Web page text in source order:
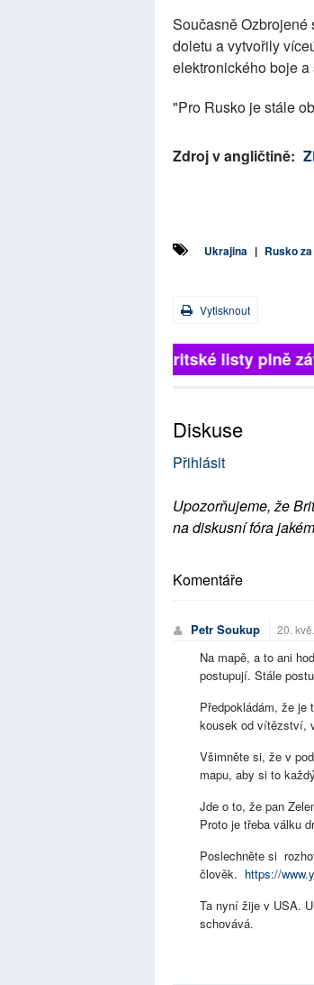
Současně Ozbrojené
doletu a vytvořily
elektronického boje
"Pro Rusko je stále
Zdroj v angličtině:
Ukrajina | Rusko
Vytisknout
Britské listy plně
Diskuse
Přihlásit
Upozorňujeme, že
na diskusní fóra
Komentáře
Petr Soukup 20.
Na mapě, a to ani
postupují. Stále
Předpokládám, že je
kousek od vítězství,
Všimněte si, že v
mapu, aby si to
Jde o to, že pan
Proto je třeba válku
Poslechněte si
člověk. https://
Ta nyní žije v USA.
schovává.